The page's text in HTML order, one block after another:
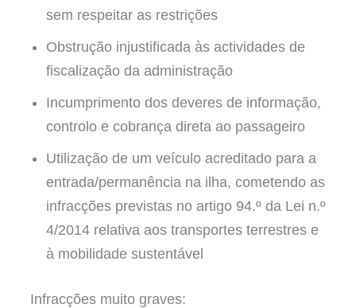
sem respeitar as restrições
Obstrução injustificada às actividades de
fiscalização da administração
Incumprimento dos deveres de informação,
controlo e cobrança direta ao passageiro
Utilização de um veículo acreditado para a
entrada/permanência na ilha, cometendo as
infracções previstas no artigo 94.º da Lei n.º
4/2014 relativa aos transportes terrestres e
à mobilidade sustentável
Infracções muito graves: